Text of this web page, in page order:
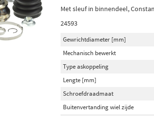
Met sleuf in binnendeel,
24593
Gewrichtdiameter [mm]
Mechanisch bewerkt
Type askoppeling
Lengte [mm]
Schroefdraadmaat
Buitenvertanding wiel zijde